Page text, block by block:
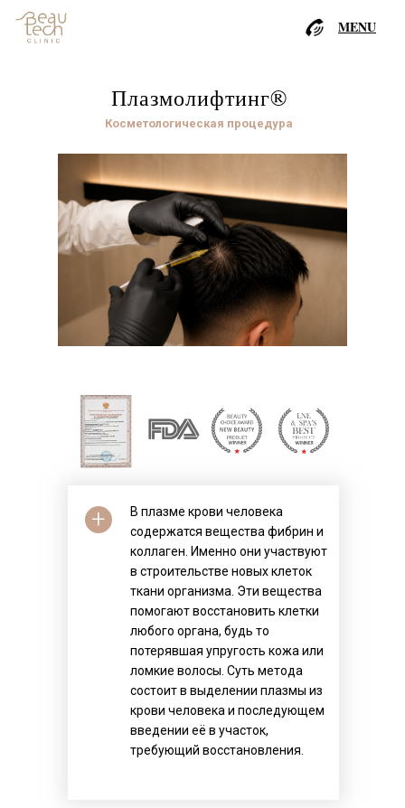
MENU
Плазмолифтинг®
Косметологическая процедура
В плазме крови человека
содержатся вещества фибрин и
коллаген. Именно они участвуют
в строительстве новых клеток
ткани организма. Эти вещества
помогают восстановить клетки
любого органа, будь то
потерявшая упругость кожа или
ломкие волосы. Суть метода
состоит в выделении плазмы из
крови человека и последующем
введении её в участок,
требующий восстановления.
+